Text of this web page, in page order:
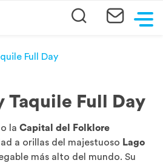
Full Day
Taquile Full Day
la Capital del Folklore
a orillas del majestuoso Lago
más alto del mundo. Su